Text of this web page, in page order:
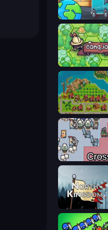
Country Hopper
Conq.io
City Idle
No Crossroads